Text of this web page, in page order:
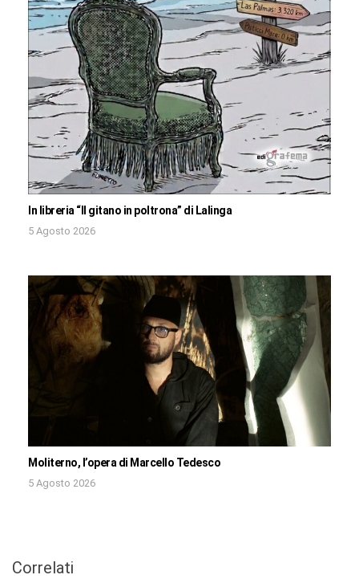
In libreria “Il gitano in poltrona” di Lalinga
5 Agosto 2026
Moliterno, l’opera di Marcello Tedesco
5 Agosto 2026
Correlati